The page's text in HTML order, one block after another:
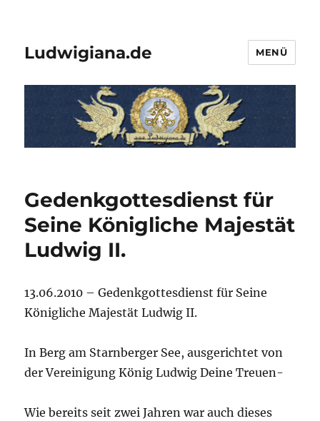
Ludwigiana.de MENÜ
Gedenkgottesdienst für
Seine Königliche Majestät
Ludwig II.
13.06.2010 – Gedenkgottesdienst für Seine
Königliche Majestät Ludwig II.
In Berg am Starnberger See, ausgerichtet von
der Vereinigung König Ludwig Deine Treuen-
Wie bereits seit zwei Jahren war auch dieses